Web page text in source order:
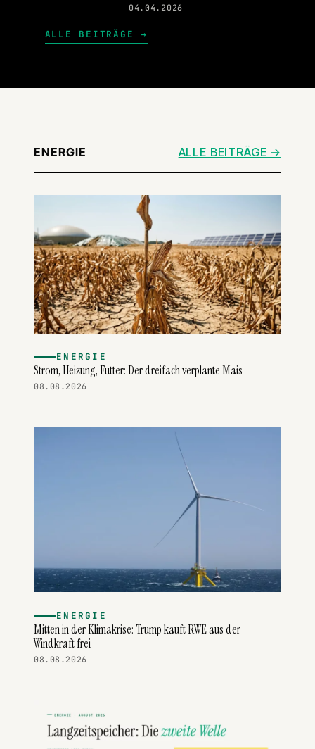
04.04.2026
ALLE BEITRÄGE →
ENERGIE ALLE BEITRÄGE →
ENERGIE
Strom, Heizung, Futter: Der dreifach verplante Mais
08.08.2026
ENERGIE
Mitten in der Klimakrise: Trump kauft RWE aus der
Windkraft frei
08.08.2026